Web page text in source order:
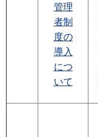
管理
者制
度の
導入
につ
いて